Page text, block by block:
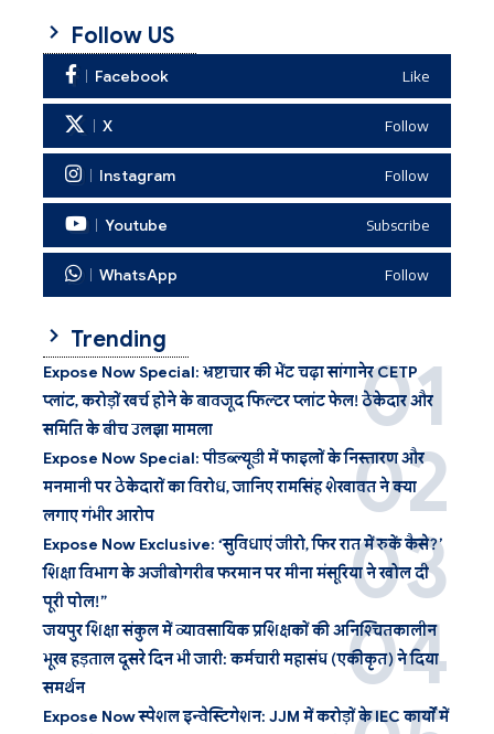
Follow US
Facebook Like
X Follow
Instagram Follow
Youtube Subscribe
WhatsApp Follow
Trending
Expose Now Special: भ्रष्टाचार की भेंट चढ़ा सांगानेर CETP
प्लांट, करोड़ों खर्च होने के बावजूद फिल्टर प्लांट फेल! ठेकेदार और
समिति के बीच उलझा मामला
Expose Now Special: पीडब्ल्यूडी में फाइलों के निस्तारण और
मनमानी पर ठेकेदारों का विरोध, जानिए रामसिंह शेखावत ने क्या
लगाए गंभीर आरोप
Expose Now Exclusive: ‘सुविधाएं जीरो, फिर रात में रुकें कैसे?’
शिक्षा विभाग के अजीबोगरीब फरमान पर मीना मंसूरिया ने खोल दी
पूरी पोल!”
जयपुर शिक्षा संकुल में व्यावसायिक प्रशिक्षकों की अनिश्चितकालीन
भूख हड़ताल दूसरे दिन भी जारी: कर्मचारी महासंघ (एकीकृत) ने दिया
समर्थन
Expose Now स्पेशल इन्वेस्टिगेशन: JJM में करोड़ों के IEC कार्यों में